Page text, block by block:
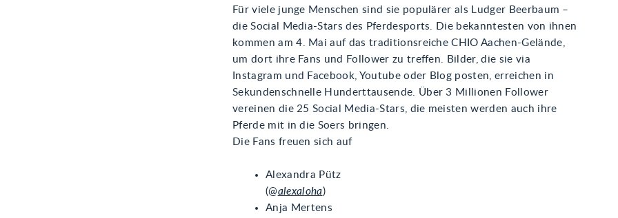
Für viele junge Menschen sind sie populärer als Ludger Beerbaum –
die Social Media-Stars des Pferdesports. Die bekanntesten von ihnen
kommen am 4. Mai auf das traditionsreiche CHIO Aachen-Gelände,
um dort ihre Fans und Follower zu treffen. Bilder, die sie via
Instagram und Facebook, Youtube oder Blog posten, erreichen in
Sekundenschnelle Hunderttausende. Über 3 Millionen Follower
vereinen die 25 Social Media-Stars, die meisten werden auch ihre
Pferde mit in die Soers bringen.
Die Fans freuen sich auf
Alexandra Pütz
(@alexaloha)
Anja Mertens